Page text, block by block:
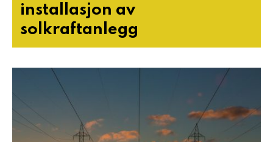
installasjon av
solkraftanlegg